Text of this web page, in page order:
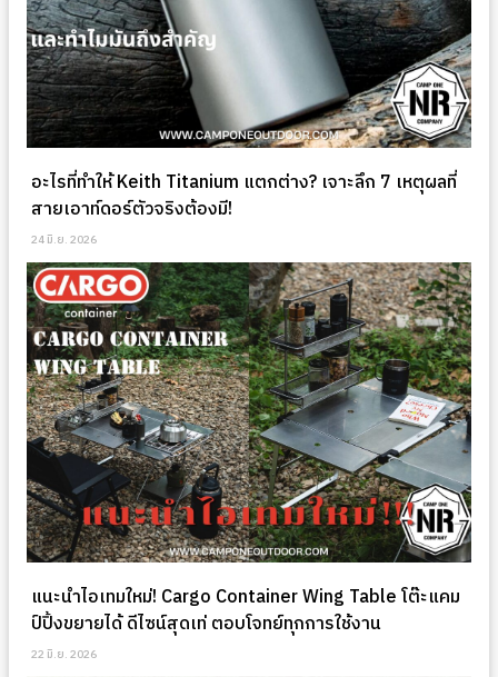
อะไรที่ทำให้ Keith Titanium แตกต่าง? เจาะลึก 7 เหตุผลที่
สายเอาท์ดอร์ตัวจริงต้องมี!
24 มิ.ย. 2026
แนะนำไอเทมใหม่! Cargo Container Wing Table โต๊ะแคม
ป์ปิ้งขยายได้ ดีไซน์สุดเท่ ตอบโจทย์ทุกการใช้งาน
22 มิ.ย. 2026